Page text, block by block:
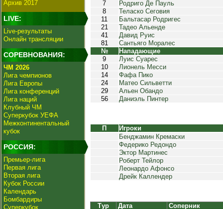
Архив 2017
LIVE:
Live-результаты
Онлайн трансляции
СОРЕВНОВАНИЯ:
ЧМ 2026
Лига чемпионов
Лига Европы
Лига конференций
Лига наций
Клубный ЧМ
Суперкубок УЕФА
Межконтинентальный
кубок
РОССИЯ:
Премьер-лига
Первая лига
Вторая лига
Кубок России
Календарь
Бомбардиры
Суперкубок
7
Родриго Де Пауль
8
Теласко Сеговия
11
Бальтасар Родригес
21
Тадео Альенде
41
Давид Руис
81
Сантьяго Моралес
№
Нападающие
9
Луис Суарес
10
Лионель Месси
14
Фафа Пико
24
Матео Сильветти
29
Альен Обандо
56
Даниэль Пинтер
П
Игроки
Бенджамин Кремаски
Федерико Редондо
Эктор Мартинес
Роберт Тейлор
Леонардо Афонсо
Дрейк Каллендер
Тур Дата
Соперник